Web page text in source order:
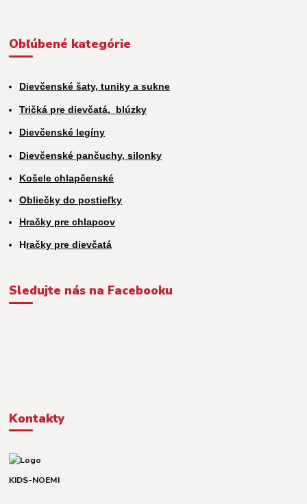
Obľúbené kategórie
Dievčenské šaty, tuniky a sukne
Tričká pre dievčatá, blúzky
Dievčenské legíny
Dievčenské pančuchy, silonky
Košele chlapčenské
Obliečky do postieľky
Hračky pre chlapcov
Hračky pre dievčatá
Sledujte nás na Facebooku
Kontakty
KIDS-NOEMI